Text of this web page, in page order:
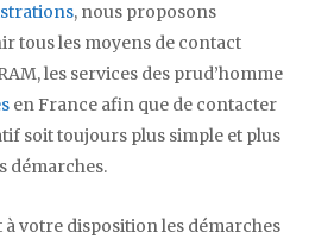
, nous proposons
tous les moyens de contact
les services des prud’homme
en France afin que de contacter
soit toujours plus simple et plus
démarches.
votre disposition les démarches